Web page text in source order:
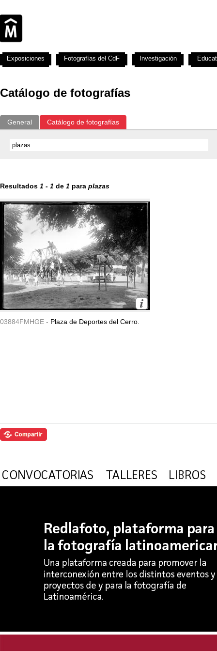
Catálogo de fotografías
General Catálogo de fotografías
Resultados 1 - 1 de 1 para plazas
03884FMHGE - Plaza de Deportes del Cerro.
Exposiciones Fotografías del CdF Investigación